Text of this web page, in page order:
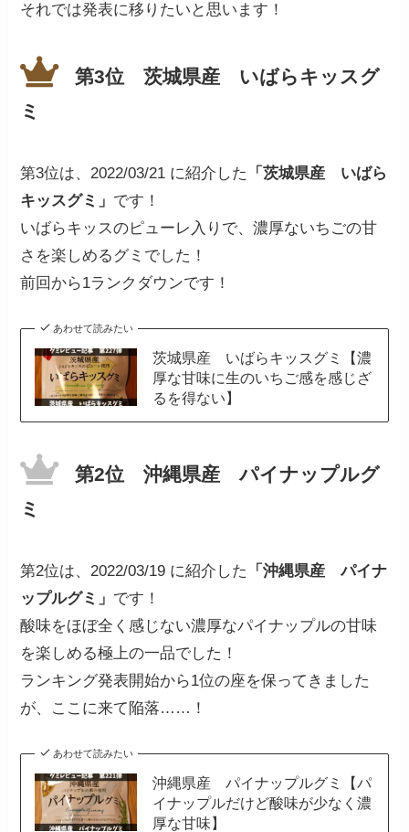
それでは発表に移りたいと思います！
第3位 茨城県産 いばらキッスグ
ミ
第3位は、2022/03/21 に紹介した
「茨城県産 いばら
キッスグミ」 です！
いばらキッスのピューレ入りで、濃厚ないちごの甘
さを楽しめるグミでした！
前回から1ランクダウンです！
あわせて読みたい
茨城県産 いばらキッスグミ【濃
厚な甘味に生のいちご感を感じざ
るを得ない】
第2位 沖縄県産 パイナップルグ
ミ
第2位は、2022/03/19 に紹介した
「沖縄県産 パイナ
ップルグミ」 です！
酸味をほぼ全く感じない濃厚なパイナップルの甘味
を楽しめる極上の一品でした！
ランキング発表開始から1位の座を保ってきました
が、ここに来て陥落……！
あわせて読みたい
沖縄県産 パイナップルグミ【パ
イナップルだけど酸味が少なく濃
厚な甘味】